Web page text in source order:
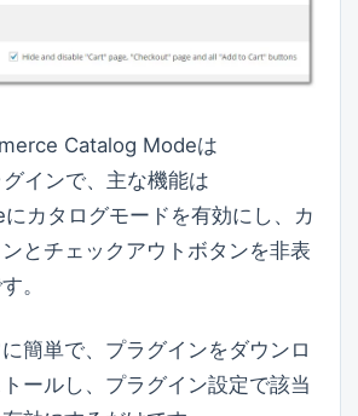
Catalog Modeは
インで、主な機能は
カタログモードを有効にし、カ
とチェックアウトボタンを非表
。
簡単で、プラグインをダウンロ
ールし、プラグイン設定で該当